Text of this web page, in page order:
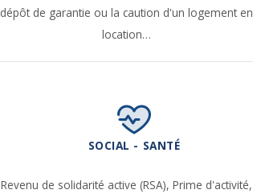
dépôt de garantie ou la caution d'un logement en
location…
SOCIAL - SANTÉ
Revenu de solidarité active (RSA),Prime d'activité,